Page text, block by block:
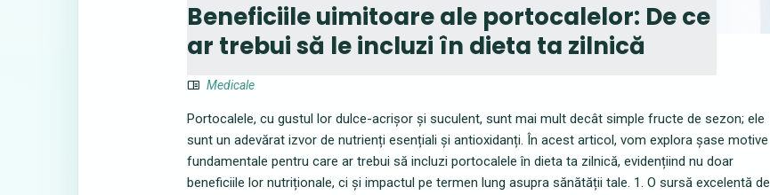
Beneficiile uimitoare ale portocalelor: De ce
ar trebui să le incluzi în dieta ta zilnică
Medicale
Portocalele, cu gustul lor dulce-acrișor și suculent, sunt mai mult decât simple fructe de sezon; ele
sunt un adevărat izvor de nutrienți esențiali și antioxidanți. În acest articol, vom explora șase motive
fundamentale pentru care ar trebui să incluzi portocalele în dieta ta zilnică, evidențiind nu doar
beneficiile lor nutriționale, ci și impactul pe termen lung asupra sănătății tale. 1. O sursă excelentă de